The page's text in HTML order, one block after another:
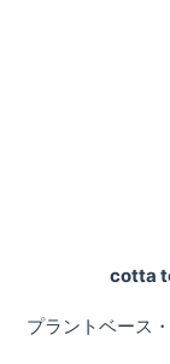
cotta
プラントベース